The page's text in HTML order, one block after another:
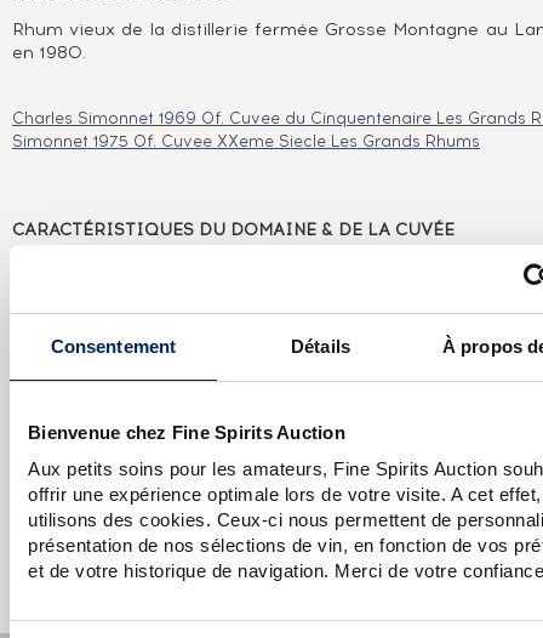
Consentement Détails À propos
Bienvenue chez Fine Spirits Auction
Aux petits soins pour les amateurs, Fine Spirits Auction
offrir une expérience optimale lors de votre visite. A cet
utilisons des cookies. Ceux-ci nous permettent de
présentation de nos sélections de vin, en fonction de vos
et de votre historique de navigation. Merci de votre
Rhum vieux de la distillerie fermée Grosse Montagne au
en 1980.
Charles Simonnet 1969 Of. Cuvee du Cinquentenaire Les Grands
Simonnet 1975 Of. Cuvee XXeme Siecle Les Grands Rhums
CARACTÉRISTIQUES DU DOMAINE & DE LA CUVÉE
Domaine : Charles Simonnet
Couleur : Ambré
Les informations publiées ci-dessus présentent les caractéristiques
spiritueux concerné.
Elles ne sont pas spécifiques au millésime.
Attention, ce texte est protégé par un droit d'auteur. Il est interdit de le
avoir demandé préalablement la permission à l'auteur.